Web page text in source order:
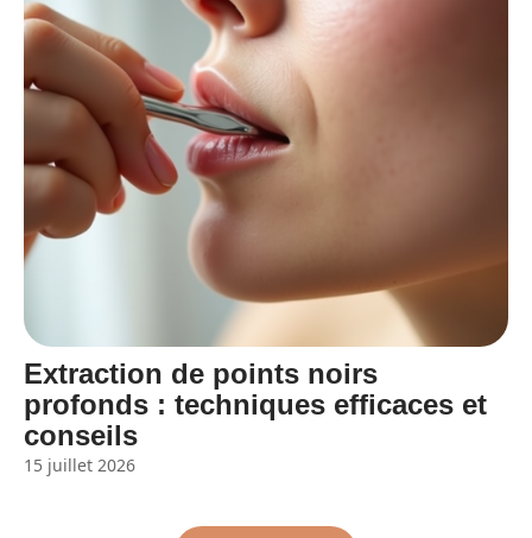
Extraction de points noirs
profonds : techniques efficaces et
conseils
15 juillet 2026